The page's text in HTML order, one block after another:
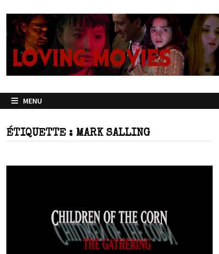
contenu
MENU
ÉTIQUETTE : MARK SALLING